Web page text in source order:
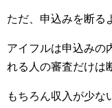
ただ、申込みを断る
アイフルは申込みの
れる人の審査だけは
もちろん収入が少な